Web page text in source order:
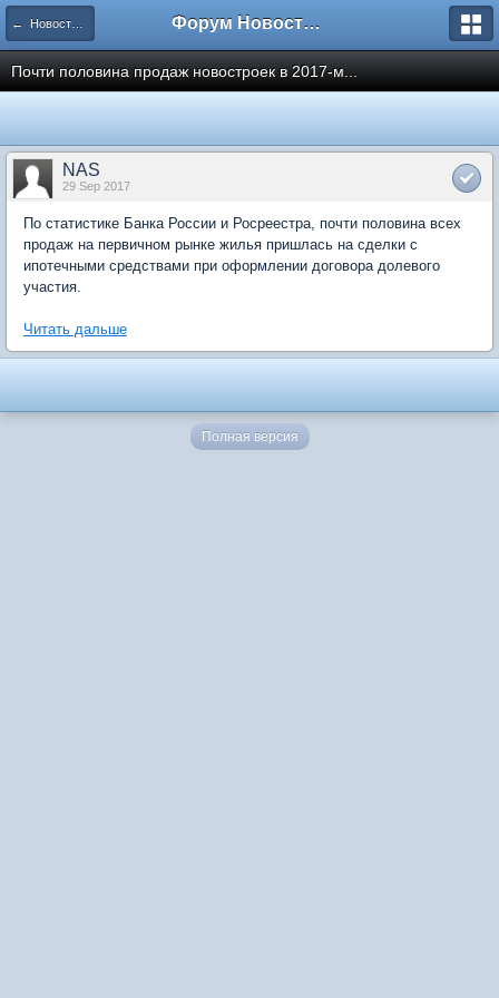
← Новости рынка недвижимости Форум Новостройки
Почти половина продаж новостроек в 2017-м...
NAS
29 Sep 2017
По статистике Банка России и Росреестра, почти половина всех
продаж на первичном рынке жилья пришлась на сделки с
ипотечными средствами при оформлении договора долевого
участия.
Читать дальше
Полная версия